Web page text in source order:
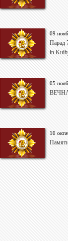
09
Парад
in
05
10